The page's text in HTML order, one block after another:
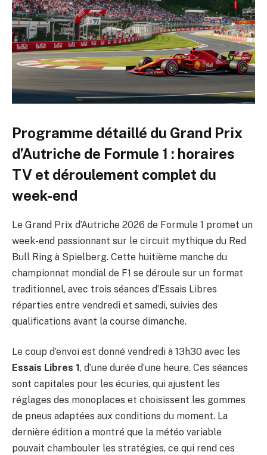
Programme détaillé du Grand Prix
d’Autriche de Formule 1 : horaires
TV et déroulement complet du
week-end
Le Grand Prix d’Autriche 2026 de Formule 1 promet un
week-end passionnant sur le circuit mythique du Red
Bull Ring à Spielberg. Cette huitième manche du
championnat mondial de F1 se déroule sur un format
traditionnel, avec trois séances d’Essais Libres
réparties entre vendredi et samedi, suivies des
qualifications avant la course dimanche.
Le coup d’envoi est donné vendredi à 13h30 avec les
Essais Libres 1, d’une durée d’une heure. Ces séances
sont capitales pour les écuries, qui ajustent les
réglages des monoplaces et choisissent les gommes
de pneus adaptées aux conditions du moment. La
dernière édition a montré que la météo variable
pouvait chambouler les stratégies, ce qui rend ces